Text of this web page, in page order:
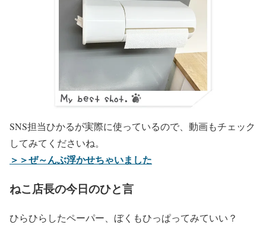
SNS担当ひかるが実際に使っているので、動画もチェック
してみてくださいね。
＞＞ぜ～んぶ浮かせちゃいました
ねこ店長の今日のひと言
ひらひらしたペーパー、ぼくもひっぱってみていい？